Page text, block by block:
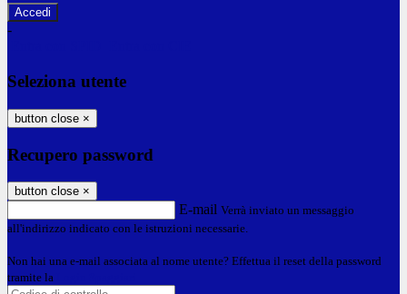
-
Seleziona utente
button close ×
Recupero password
button close ×
E-mail Verrà inviato un messaggio
all'indirizzo indicato con le istruzioni necessarie.
Non hai una e-mail associata al nome utente? Effettua il reset della password
tramite la